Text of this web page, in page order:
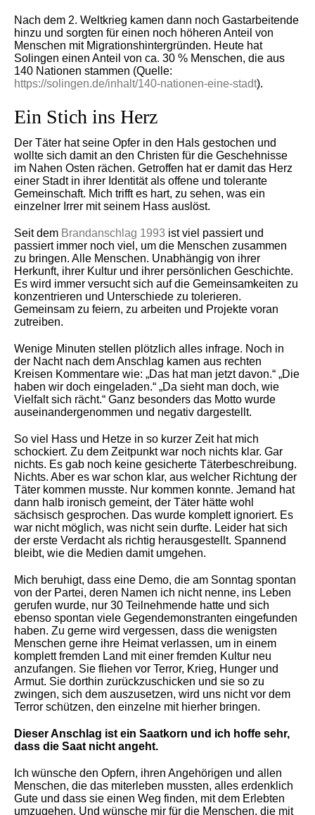
Nach dem 2. Weltkrieg kamen dann noch Gastarbeitende
hinzu und sorgten für einen noch höheren Anteil von
Menschen mit Migrationshintergründen. Heute hat
Solingen einen Anteil von ca. 30 % Menschen, die aus
140 Nationen stammen (Quelle:
https://solingen.de/inhalt/140-nationen-eine-stadt).
Ein Stich ins Herz
Der Täter hat seine Opfer in den Hals gestochen und
wollte sich damit an den Christen für die Geschehnisse
im Nahen Osten rächen. Getroffen hat er damit das Herz
einer Stadt in ihrer Identität als offene und tolerante
Gemeinschaft. Mich trifft es hart, zu sehen, was ein
einzelner Irrer mit seinem Hass auslöst.
Seit dem Brandanschlag 1993 ist viel passiert und
passiert immer noch viel, um die Menschen zusammen
zu bringen. Alle Menschen. Unabhängig von ihrer
Herkunft, ihrer Kultur und ihrer persönlichen Geschichte.
Es wird immer versucht sich auf die Gemeinsamkeiten zu
konzentrieren und Unterschiede zu tolerieren.
Gemeinsam zu feiern, zu arbeiten und Projekte voran
zutreiben.
Wenige Minuten stellen plötzlich alles infrage. Noch in
der Nacht nach dem Anschlag kamen aus rechten
Kreisen Kommentare wie: „Das hat man jetzt davon.“ „Die
haben wir doch eingeladen.“ „Da sieht man doch, wie
Vielfalt sich rächt.“ Ganz besonders das Motto wurde
auseinandergenommen und negativ dargestellt.
So viel Hass und Hetze in so kurzer Zeit hat mich
schockiert. Zu dem Zeitpunkt war noch nichts klar. Gar
nichts. Es gab noch keine gesicherte Täterbeschreibung.
Nichts. Aber es war schon klar, aus welcher Richtung der
Täter kommen musste. Nur kommen konnte. Jemand hat
dann halb ironisch gemeint, der Täter hätte wohl
sächsisch gesprochen. Das wurde komplett ignoriert. Es
war nicht möglich, was nicht sein durfte. Leider hat sich
der erste Verdacht als richtig herausgestellt. Spannend
bleibt, wie die Medien damit umgehen.
Mich beruhigt, dass eine Demo, die am Sonntag spontan
von der Partei, deren Namen ich nicht nenne, ins Leben
gerufen wurde, nur 30 Teilnehmende hatte und sich
ebenso spontan viele Gegendemonstranten eingefunden
haben. Zu gerne wird vergessen, dass die wenigsten
Menschen gerne ihre Heimat verlassen, um in einem
komplett fremden Land mit einer fremden Kultur neu
anzufangen. Sie fliehen vor Terror, Krieg, Hunger und
Armut. Sie dorthin zurückzuschicken und sie so zu
zwingen, sich dem auszusetzen, wird uns nicht vor dem
Terror schützen, den einzelne mit hierher bringen.
Dieser Anschlag ist ein Saatkorn und ich hoffe sehr,
dass die Saat nicht angeht.
Ich wünsche den Opfern, ihren Angehörigen und allen
Menschen, die das miterleben mussten, alles erdenklich
Gute und dass sie einen Weg finden, mit dem Erlebten
umzugehen. Und wünsche mir für die Menschen, die mit